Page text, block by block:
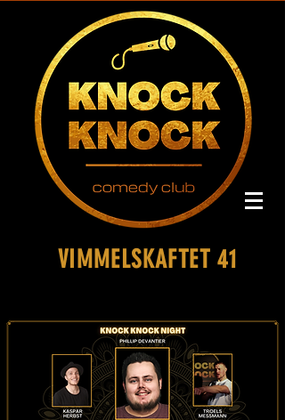
VIMMELSKAFTET 41